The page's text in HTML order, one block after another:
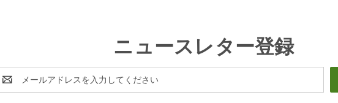
ニュースレター登録